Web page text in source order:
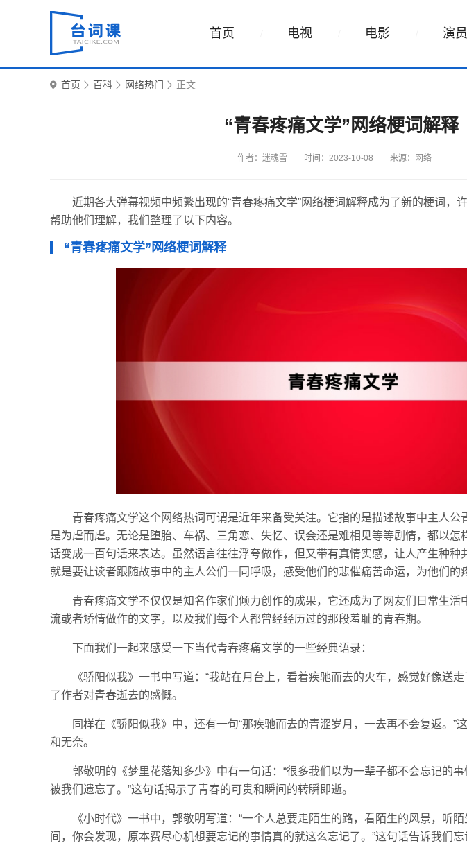
首页 电视 电影 演员
首页 百科 网络热门 正文
“青春疼痛文学”网络梗词解释
作者：迷魂雪 时间：2023-10-08 来源：网络
近期各大弹幕视频中频繁出现的“青春疼痛文学”网络梗词解释成为了新的梗词，
帮助他们理解，我们整理了以下内容。
“青春疼痛文学”网络梗词解释
青春疼痛文学这个网络热词可谓是近年来备受关注。它指的是描述故事中主人公
是为虐而虐。无论是堕胎、车祸、三角恋、失忆、误会还是难相见等等剧情，都以怎
话变成一百句话来表达。虽然语言往往浮夸做作，但又带有真情实感，让人产生种种
就是要让读者跟随故事中的主人公们一同呼吸，感受他们的悲催痛苦命运，为他们的
青春疼痛文学不仅仅是知名作家们倾力创作的成果，它还成为了网友们日常生活
流或者矫情做作的文字，以及我们每个人都曾经经历过的那段羞耻的青春期。
下面我们一起来感受一下当代青春疼痛文学的一些经典语录：
《骄阳似我》一书中写道：“我站在月台上，看着疾驰而去的火车，感觉好像送
了作者对青春逝去的感慨。
同样在《骄阳似我》中，还有一句“那疾驰而去的青涩岁月，一去再不会复返。”
和无奈。
郭敬明的《梦里花落知多少》中有一句话：“很多我们以为一辈子都不会忘记的事
被我们遗忘了。”这句话揭示了青春的可贵和瞬间的转瞬即逝。
《小时代》一书中，郭敬明写道：“一个人总要走陌生的路，看陌生的风景，听
间，你会发现，原本费尽心机想要忘记的事情真的就这么忘记了。”这句话告诉我们忘